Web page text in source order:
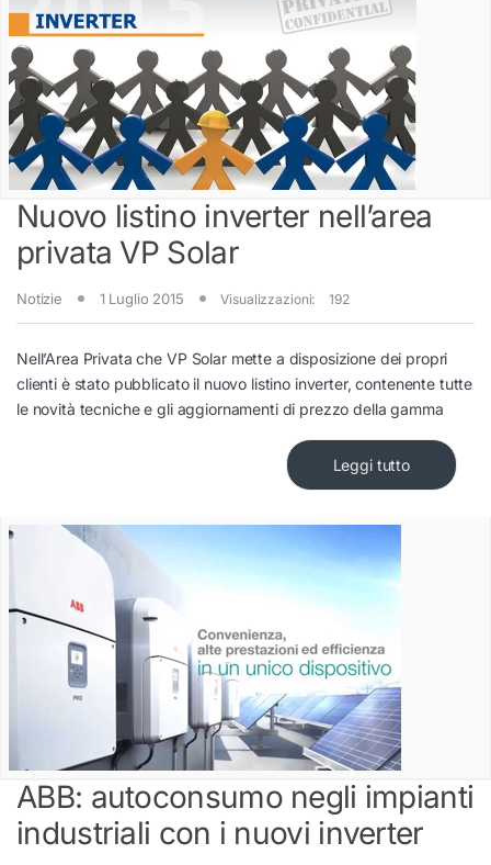
Nuovo listino inverter nell’area
privata VP Solar
Notizie 1 Luglio 2015 Visualizzazioni: 192
Nell’Area Privata che VP Solar mette a disposizione dei propri
clienti è stato pubblicato il nuovo listino inverter, contenente tutte
le novità tecniche e gli aggiornamenti di prezzo della gamma
Leggi tutto
ABB: autoconsumo negli impianti
industriali con i nuovi inverter